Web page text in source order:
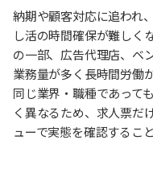
納期や顧客対応に追われ
し活の時間確保が難しく
の一部、広告代理店、ベ
業務量が多く長時間労働
同じ業界・職種であって
く異なるため、求人票だ
ューで実態を確認するこ